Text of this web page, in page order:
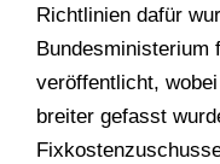
Richtlinien dafür
Bundesministerium
veröffentlicht,
breiter gefasst